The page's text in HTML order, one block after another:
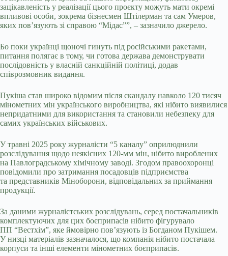
зацікавленість у реалізації цього проєкту можуть мати окремі
впливові особи, зокрема бізнесмен Штілерман та сам Умеров,
яких пов’язують зі справою “Мідас””, – зазначило джерело.
Бо поки українці щоночі гинуть під російськими ракетами,
питання полягає в тому, чи готова держава демонструвати
послідовність у власній санкційній політиці, додав
співрозмовник видання.
Пукіша став широко відомим після скандалу навколо 120 тисяч
мінометних мін українського виробництва, які нібито виявилися
непридатними для використання та становили небезпеку для
самих українських військових.
У травні 2025 року журналісти “5 каналу” оприлюднили
розслідування щодо неякісних 120-мм мін, нібито вироблених
на Павлоградському хімічному заводі. Згодом правоохоронці
повідомили про затримання посадовців підприємства
та представників Міноборони, відповідальних за приймання
продукції.
За даними журналістських розслідувань, серед постачальників
комплектуючих для цих боєприпасів нібито фігурувало
ПП “Вестхім”, яке ймовірно пов’язують із Богданом Пукішем.
У низці матеріалів зазначалося, що компанія нібито постачала
корпуси та інші елементи мінометних боєприпасів.